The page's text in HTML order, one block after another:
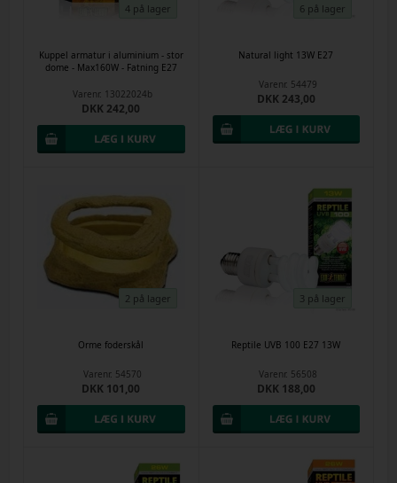
4 på lager
Kuppel armatur i aluminium - stor
dome - Max160W - Fatning E27
Varenr. 13022024b
DKK 242,00
6 på lager
Natural light 13W E27
Varenr. 54479
DKK 243,00
2 på lager
Orme foderskål
Varenr. 54570
DKK 101,00
3 på lager
Reptile UVB 100 E27 13W
Varenr. 56508
DKK 188,00